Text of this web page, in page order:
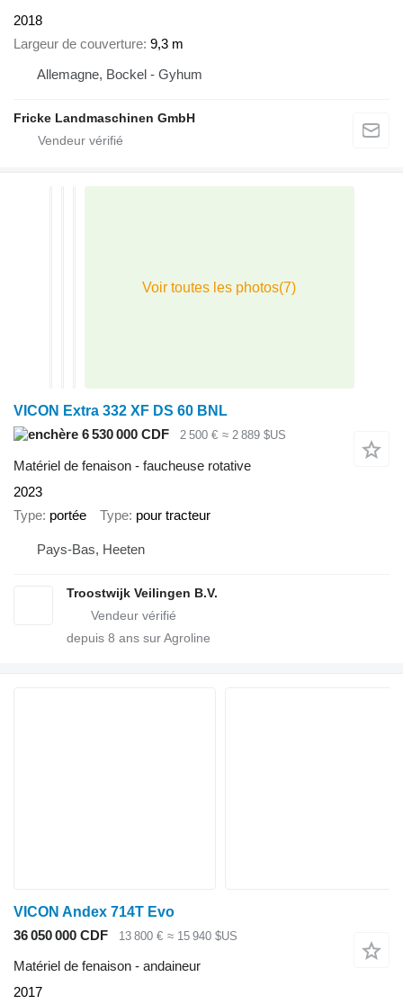
2018
Largeur de couverture 9,3 m
Allemagne, Bockel - Gyhum
Fricke Landmaschinen GmbH
VICON Extra 332 XF DS 60 BNL
6 530 000 CDF
2 500 € ≈ 2 889 $US
Matériel de fenaison - faucheuse rotative
2023
Type portée Type pour tracteur
Pays-Bas, Heeten
Troostwijk Veilingen B.V.
depuis 8 ans sur Agroline
VICON Andex 714T Evo
36 050 000 CDF
13 800 € ≈ 15 940 $US
Matériel de fenaison - andaineur
2017